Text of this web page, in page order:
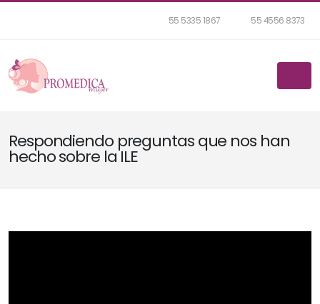
55 5335 1867 55 4556 8373
Respondiendo preguntas que nos han
hecho sobre la ILE